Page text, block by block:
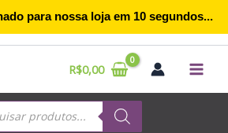
R$0,00
para nossa loja em 10segundos...